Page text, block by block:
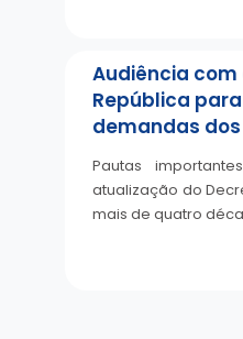
Audiência
República
demandas
Pautas
atualização do
mais de quatro